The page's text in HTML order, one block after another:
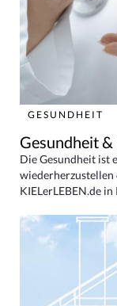
GESUNDHEIT
Gesundheit &
Die Gesundheit ist
wiederherzustellen
KIELerLEBEN.de